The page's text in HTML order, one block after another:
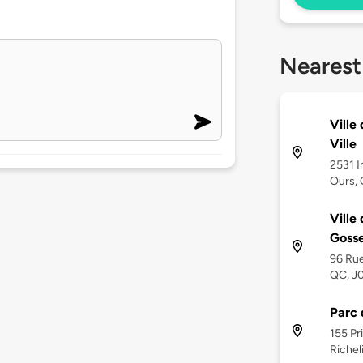
Ville
Ville
2531
Ours,
Ville
96
QC,
Parc
155